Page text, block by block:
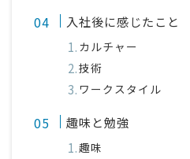
入社後に感じたこと
カルチャー
技術
ワークスタイル
趣味と勉強
趣味